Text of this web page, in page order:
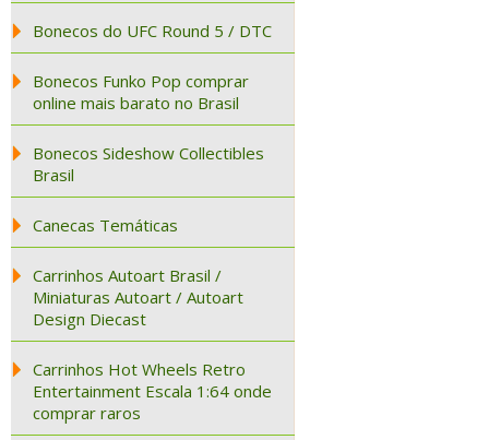
Bonecos do UFC Round 5 / DTC
Bonecos Funko Pop comprar
online mais barato no Brasil
Bonecos Sideshow Collectibles
Brasil
Canecas Temáticas
Carrinhos Autoart Brasil /
Miniaturas Autoart / Autoart
Design Diecast
Carrinhos Hot Wheels Retro
Entertainment Escala 1:64 onde
comprar raros